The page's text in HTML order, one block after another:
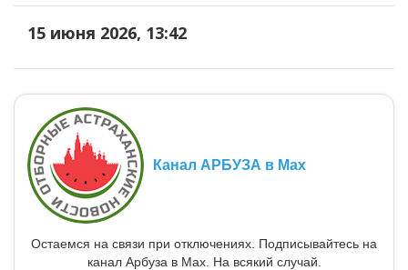
15 июня 2026, 13:42
Канал АРБУЗА в Max
Остаемся на связи при отключениях. Подписывайтесь на
канал Арбуза в Max. На всякий случай.